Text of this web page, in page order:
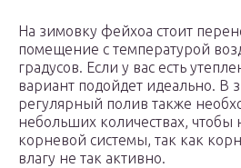
На зимовку фейхоа стоит
помещение с температурой
градусов. Если у вас есть
вариант подойдет идеально. В
регулярный полив также
небольших количествах, чтобы
корневой системы, так как
влагу не так активно.